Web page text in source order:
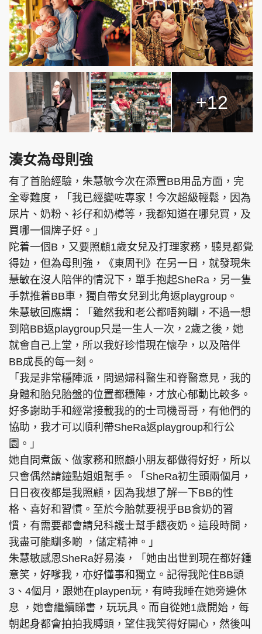
+12
湊女為母則強
有了首胎經驗，朱慧敏今次在添置BB用品方面，完
全零難度，「我已經變咗專家！今次超級輕鬆，因為
尿片、奶粉、衫仔和奶樽等，我都知道在哪兒買，及
買哪一個牌子好。」
陀着一個B，又要照顧1歲女兒及打理家務，聽見都覺
得攰，但為母則強，《東周刊》在另一日，就發現朱
慧敏在沒人陪伴的情況下，單手抱起SheRa，另一隻
手就推着BB車，獨自帶女兒到北角返playgroup。
朱慧敏回應謂：「雖然我和老公都唔夠瞓，不過一想
到陪BB返playgroup只是一生人一次，2歲之後，她
就會自己上堂，所以我好珍惜現在懷孕，以及陪伴
BB成長的每一刻。
「我是非常穩陣派，問過婦科醫生和脊醫意見，我的
身體和胎兒胎盤的位置都穩陣，才放心郁動比較多。
好多謝助手和經常接載我的的士司機哥哥，有他們的
協助，我才可以順利帶SheRa返playgroup和行公
園。」
她自問煮飯、做家務和照顧小朋友都做得好好，所以
只會偶然請鐘點姐姐幫手。「SheRa初生頭兩個月，
日日夜夜都是我照顧，因為我想了解一下BB的性
格、喜好和習慣。至於今胎就要視乎BB食奶的習
慣，有需要都會請兒科護士幫手餵夜奶。這段時間，
我盡可能瞓多啲 ，儲定精神。」
朱慧敏感恩SheRa好易湊，「她由出世到現在都好鍾
意笑，好嗲我，亦好懂事和獨立。記得我陀住BB頭
3、4個月，跟她在playpen玩，有時我睡在她旁邊休
息 ，她會繼續睇書，玩玩具。而自從她1歲開始，每
朝起身都會拍拍我膊頭，望住我笑得好開心，然後叫